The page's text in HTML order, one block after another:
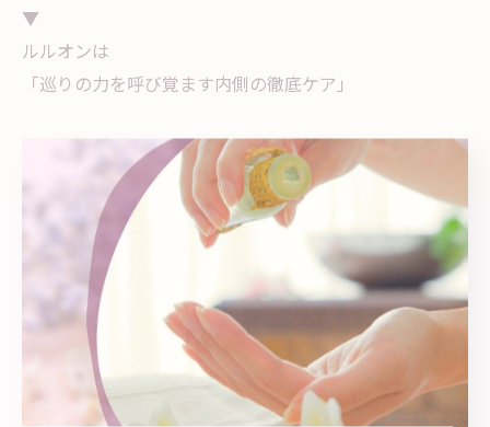
▼
ルルオンは
「巡りの力を呼び覚ます内側の徹底ケア」
無理に頑張らなくても
自然と痩せ体質＆美ボディGET♡
ご予約、お問い合わせは
プロフィールリンク🔗の公式LINEへ💚
......................................................
YOSAPARK Feliz【ヨサパーク フェリス】
📍熊本県宇城市松橋：松橋高校近く